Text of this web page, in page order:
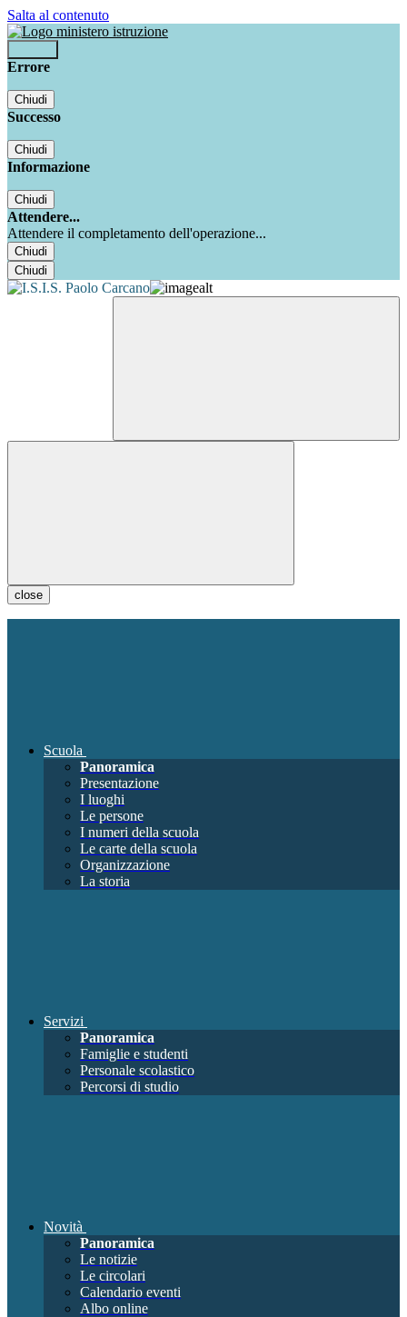
Salta al contenuto
Errore
Chiudi
Successo
Chiudi
Informazione
Chiudi
Attendere...
Attendere il completamento dell'operazione...
Chiudi
Chiudi
close
Scuola
Panoramica
Presentazione
I luoghi
Le persone
I numeri della scuola
Le carte della scuola
Organizzazione
La storia
Servizi
Panoramica
Famiglie e studenti
Personale scolastico
Percorsi di studio
Novità
Panoramica
Le notizie
Le circolari
Calendario eventi
Albo online